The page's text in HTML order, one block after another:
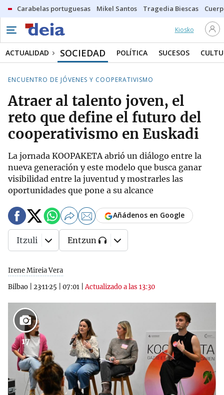
Carabelas portuguesas Mikel Santos Tragedia Biescas
Kiosko
ACTUALIDAD SOCIEDAD POLÍTICA SUCESOS
ENCUENTRO DE JÓVENES Y COOPERATIVISMO
Atraer al talento joven, el
reto que define el futuro del
cooperativismo en Euskadi
La jornada KOOPAKETA abrió un diálogo entre la
nueva generación y este modelo que busca ganar
visibilidad entre la juventud y mostrarles las
oportunidades que pone a su alcance
Irene Mireia Vera
Bilbao
23·11·25 07:01 |Actualizado a las 13:30
Añádenos en Google
Itzuli Entzun
17